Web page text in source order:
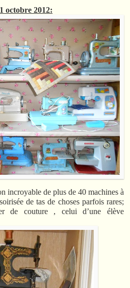
octobre 2012:
incroyable de plus de 40 machines à
de tas de choses parfois rares;
de couture , celui d’une élève